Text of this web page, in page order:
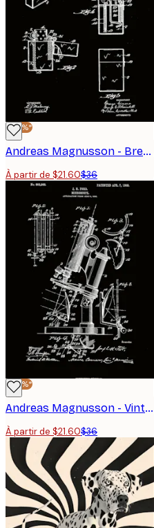
-40%*
Andreas Magnusson - Brevet de briquet de poche Affiche
À partir de $21.60$36
-40%*
Andreas Magnusson - Vintage Microscope Brevet Affiche
À partir de $21.60$36